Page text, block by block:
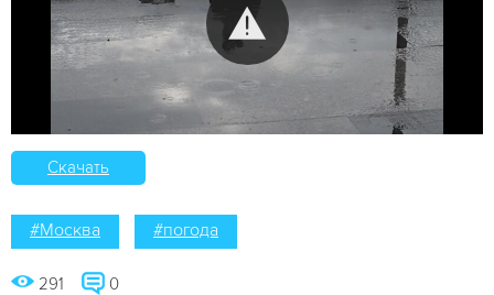
Скачать
#Москва #погода
291 0